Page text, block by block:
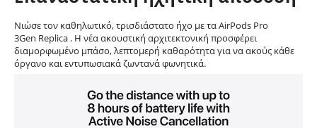
Νιώσε τον καθηλωτικό, τρισδιάστατο ήχο με τα AirPods Pro
3Gen Replica . Η νέα ακουστική αρχιτεκτονική προσφέρει
διαμορφωμένο μπάσο, λεπτομερή καθαρότητα για να ακούς κάθε
όργανο και εντυπωσιακά ζωντανά φωνητικά.